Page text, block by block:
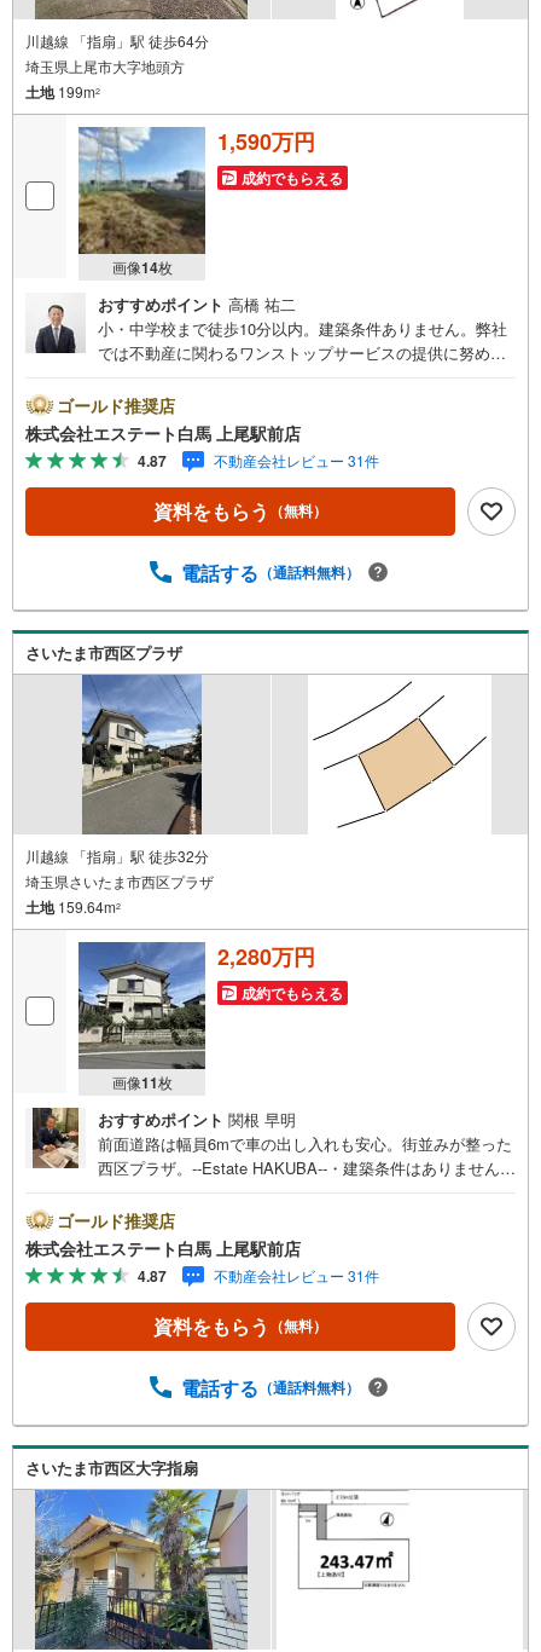
川越線 「指扇」駅 徒歩64分
埼玉県上尾市大字地頭方
土地199m2
画像14枚
1,590万円
成約でもらえる
おすすめポイント 高橋 祐二
小・中学校まで徒歩10分以内。建築条件ありません。弊社
では不動産に関わるワンストップサービスの提供に努めて
上尾駅前店を選ぶ5つのポイント＞1.提携FPへの無料個別
相談サービス社外の中立的なファイナンシャルプランナー
と無料相談。ローン返済について、老後や学費等も含めた
シミュレーションをご提案できます。2.JR高崎線「上尾
駅」から徒歩1分駅前の「イトーヨーカドー上尾駅前店」内
に立地。3.無料駐車場完備のお店立体駐車場は全480台収容
のキッズスペースをぜひご覧ください。店内におむつ替え
伝い営業時間:10時～20時まで。スピードある対応が自慢の
お店です。
ゴールド推奨店
株式会社エステート白馬 上尾駅前店
4.87 不動産会社レビュー 31件
資料をもらう （無料）
電話する （通話料無料）
さいたま市西区プラザ
川越線 「指扇」駅 徒歩32分
埼玉県さいたま市西区プラザ
土地159.64m2
画像11枚
2,280万円
成約でもらえる
おすすめポイント 関根 早明
前面道路は幅員6mで車の出し入れも安心。街並みが整った
西区プラザ。--Estate HAKUBA--・建築条件はありません。
る整形地。理想の間取りを描けます。・北西側の前面道路
は幅員6m。お車の出し入れもスムーズです。・栄小学校ま
で約350m。低学年のお子様も通いやすい距離。Public Rela
tions ----◇白馬グループ施工［白馬の家］のご紹介・断熱
等性能等級5・省エネルギー性能等級6を標準採用。・全棟
気密測定、C値0.4前後の超高気密の住宅です。・営業を通
い。◎さいたま市立栄小学校まで約350m。前面道路6mで
ゴールド推奨店
株式会社エステート白馬 上尾駅前店
4.87 不動産会社レビュー 31件
資料をもらう （無料）
電話する （通話料無料）
さいたま市西区大字指扇